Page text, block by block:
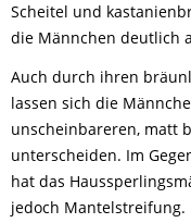
Scheitel und
die Männchen deutlich
Auch durch ihren
lassen sich die
unscheinbareren, matt
unterscheiden. Im
hat das
jedoch Mantelstreifung.